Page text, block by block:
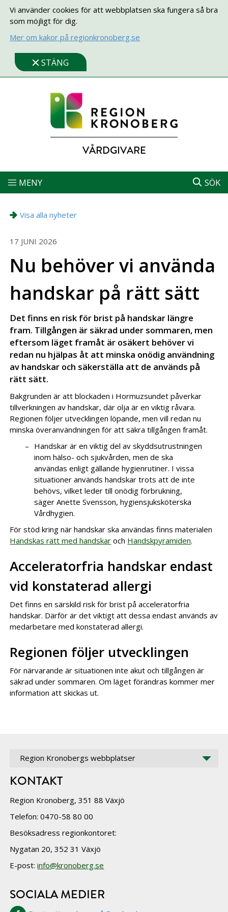
Vi använder cookies för att webbplatsen ska fungera så bra
som möjligt för dig.
Mer om kakor på regionkronoberg.se
STÄNG
VÅRDGIVARE
MENY SÖK
Visa alla nyheter
17 JUNI 2026
Nu behöver vi använda
handskar på rätt sätt
Det finns en risk för brist på handskar längre
fram. Tillgången är säkrad under sommaren, men
eftersom läget framåt är osäkert behöver vi
redan nu hjälpas åt att minska onödig användning
av handskar och säkerställa att de används på
rätt sätt.
Bakgrunden är att blockaden i Hormuzsundet påverkar
tillverkningen av handskar, där olja är en viktig råvara.
Regionen följer utvecklingen löpande, men vill redan nu
minska överanvändningen för att säkra tillgången framåt.
Handskar är en viktig del av skyddsutrustningen
inom hälso- och sjukvården, men de ska
användas enligt gällande hygienrutiner. I vissa
situationer används handskar trots att de inte
behövs, vilket leder till onödig förbrukning,
säger Anette Svensson, hygiensjuksköterska
Vårdhygien.
För stöd kring när handskar ska användas finns materialen
Handskas rätt med handskar och Handskpyramiden.
Acceleratorfria handskar endast
vid konstaterad allergi
Det finns en särskild risk för brist på acceleratorfria
handskar. Därför är det viktigt att dessa endast används av
medarbetare med konstaterad allergi.
Regionen följer utvecklingen
För närvarande är situationen inte akut och tillgången är
säkrad under sommaren. Om läget förändras kommer mer
information att skickas ut.
Region Kronobergs webbplatser
KONTAKT
Region Kronoberg, 351 88 Växjö
Telefon: 0470-58 80 00
Besöksadress regionkontoret:
Nygatan 20, 352 31 Växjö
E-post:info@kronoberg.se
SOCIALA MEDIER